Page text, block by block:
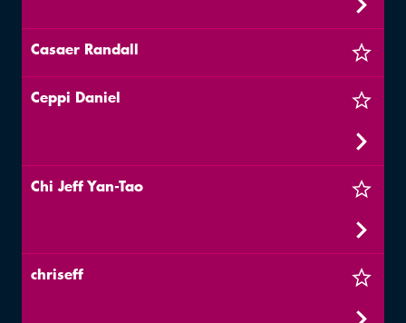
Casaer Randall
Ceppi Daniel
Chi Jeff Yan-Tao
chriseff